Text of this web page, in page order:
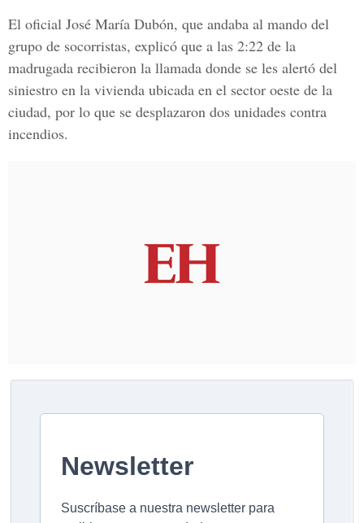
El oficial José María Dubón, que andaba al mando del
grupo de socorristas, explicó que a las 2:22 de la
madrugada recibieron la llamada donde se les alertó del
siniestro en la vivienda ubicada en el sector oeste de la
ciudad, por lo que se desplazaron dos unidades contra
incendios.